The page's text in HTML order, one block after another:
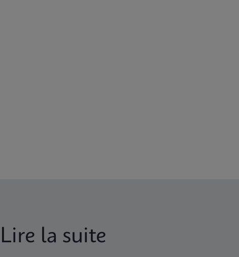
Lire la suite